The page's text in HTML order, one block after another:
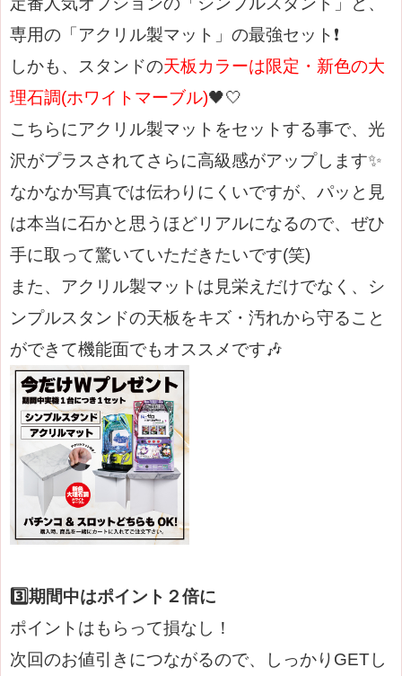
専用の「アクリル製マット」の最強セット❗
しかも、スタンドの天板カラーは限定・新色の大
理石調(ホワイトマーブル)🖤🤍
こちらにアクリル製マットをセットする事で、光
沢がプラスされてさらに高級感がアップします✨
なかなか写真では伝わりにくいですが、パッと見
は本当に石かと思うほどリアルになるので、ぜひ
手に取って驚いていただきたいです(笑)
また、アクリル製マットは見栄えだけでなく、シ
ンプルスタンドの天板をキズ・汚れから守ること
ができて機能面でもオススメです🎶
3️⃣期間中はポイント２倍に
ポイントはもらって損なし！
次回のお値引きにつながるので、しっかりGETし